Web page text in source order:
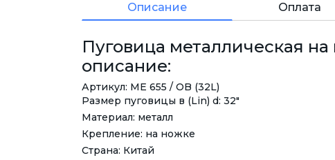
Описание Оплата
Пуговица металлическая
описание:
Артикул: ME 655 / OB (32L)
Размер пуговицы в (Lin) d: 32"
Материал: металл
Крепление: на ножке
Страна: Китай